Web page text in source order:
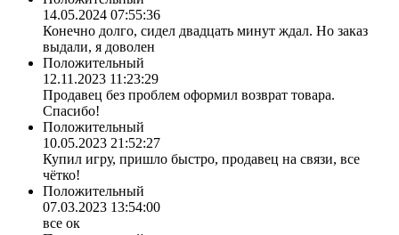
14.05.2024 07:55:36
Конечно долго, сидел двадцать минут ждал. Но заказ
выдали, я доволен
Положительный
12.11.2023 11:23:29
Продавец без проблем оформил возврат товара.
Спасибо!
Положительный
10.05.2023 21:52:27
Купил игру, пришло быстро, продавец на связи, все
чётко!
Положительный
07.03.2023 13:54:00
все ок